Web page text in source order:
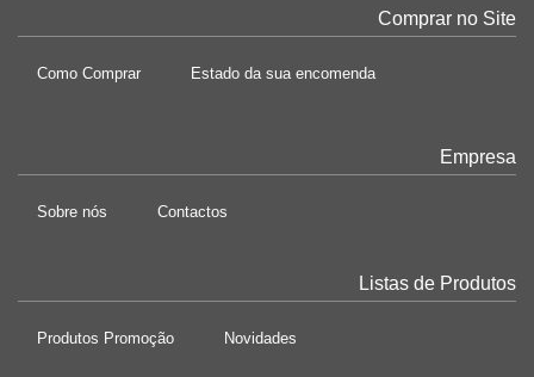
Comprar no Site
Como Comprar Estado da sua encomenda
Empresa
Sobre nós Contactos
Listas de Produtos
Produtos Promoção Novidades